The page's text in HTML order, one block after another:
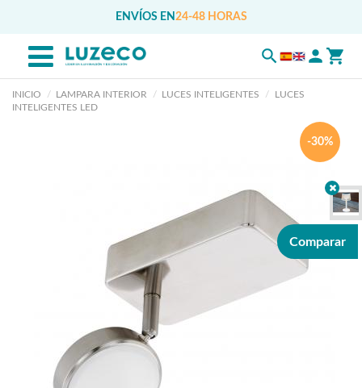
ENVÍOS EN 24-48 HORAS
INICIO LAMPARA INTERIOR LUCES INTELIGENTES
LUCES
INTELIGENTES LED
-30%
Comparar